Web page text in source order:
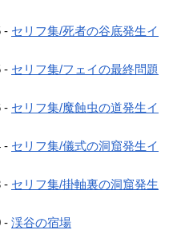
- セリフ集/死者の谷底発生イ
- セリフ集/フェイの最終問題
- セリフ集/魔蝕虫の道発生イ
- セリフ集/儀式の洞窟発生イ
- セリフ集/掛軸裏の洞窟発生
-渓谷の宿場